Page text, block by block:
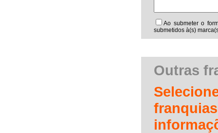
Ao submeter o
submetidos à(s)
Outras